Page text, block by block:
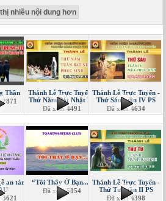
nhiều nội dung hơn
Thần
2871
Thánh Lễ Trực Tuyến -
Thứ Năm Bát Nhật PS
Đã xem4491
Thánh Lễ Trực Tuyến -
Thứ Sáu tuần IV PS
Đã xem4634
an táng
3621
“Tôi Thấy Ở Bạn...”
Đã xem5054
Thánh Lễ Trực Tuyến -
Thứ Tư tuần II PS
Đã xem4398